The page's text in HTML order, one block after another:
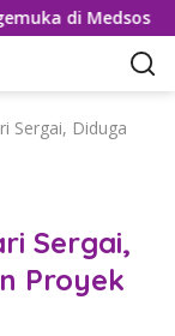
Sergai, Diduga
Sergai,
Proyek